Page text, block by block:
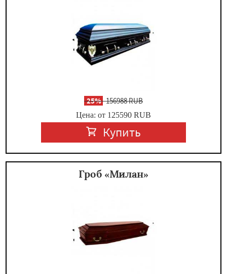
-25%156988 RUB
Цена: от 125590 RUB
Купить
Гроб «Милан»